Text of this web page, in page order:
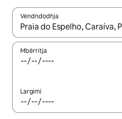
Vendndodhja
Kur rezultatet të jenë të
Mbërritja
Largimi